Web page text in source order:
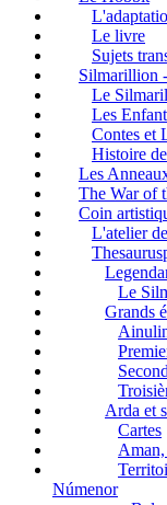
Le livre
Sujets
Silmarillion
Le
Les
Contes et
Histoire
Les
The War of
Coin
L'atelier
Le
Grands
Arda et
Cartes
Númenor